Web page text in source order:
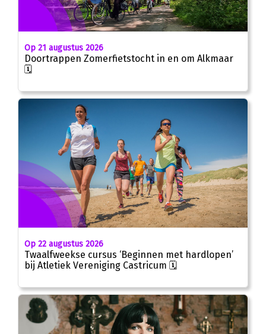
Op 21 augustus 2026
Doortrappen Zomerfietstocht in en om Alkmaar
🗓
Op 22 augustus 2026
Twaalfweekse cursus ‘Beginnen met hardlopen’
bij Atletiek Vereniging Castricum 🗓